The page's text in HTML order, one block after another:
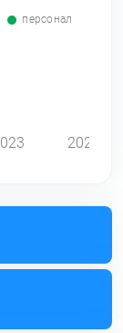
персонал
2024